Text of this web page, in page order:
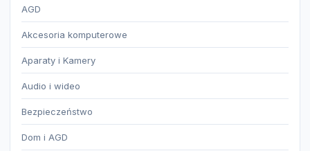
AGD
Akcesoria komputerowe
Aparaty i Kamery
Audio i wideo
Bezpieczeństwo
Dom i AGD